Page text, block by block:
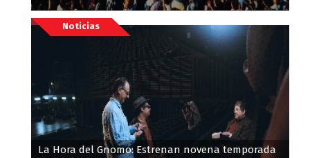
Noticias
La Hora del Gnomo: Estrenan novena temporada